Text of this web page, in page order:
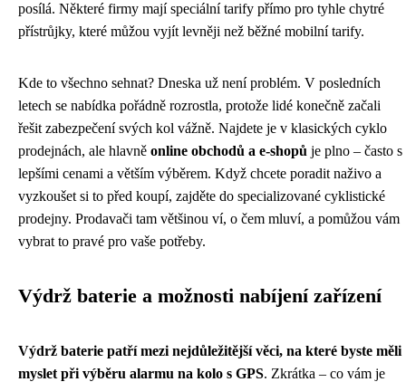
posílá. Některé firmy mají speciální tarify přímo pro tyhle chytré
přístrůjky, které můžou vyjít levněji než běžné mobilní tarify.
Kde to všechno sehnat? Dneska už není problém. V posledních
letech se nabídka pořádně rozrostla, protože lidé konečně začali
řešit zabezpečení svých kol vážně. Najdete je v klasických cyklo
prodejnách, ale hlavně online obchodů a e-shopů je plno – často s
lepšími cenami a větším výběrem. Když chcete poradit naživo a
vyzkoušet si to před koupí, zajděte do specializované cyklistické
prodejny. Prodavači tam většinou ví, o čem mluví, a pomůžou vám
vybrat to pravé pro vaše potřeby.
Výdrž baterie a možnosti nabíjení zařízení
Výdrž baterie patří mezi nejdůležitější věci, na které byste měli
myslet při výběru alarmu na kolo s GPS. Zkrátka – co vám je